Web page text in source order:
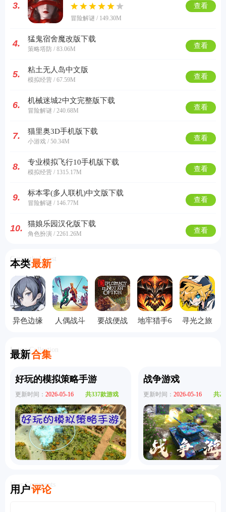
3.
冒险解谜 / 149.30M
查看
4. 猛鬼宿舍魔改版下载
策略塔防 / 83.06M 查看
5. 粘土无人岛中文版
模拟经营 / 67.59M 查看
6. 机械迷城2中文完整版下载
冒险解谜 / 240.68M 查看
7. 猫里奥3D手机版下载
小游戏 / 50.34M 查看
8. 专业模拟飞行10手机版下载
模拟经营 / 1315.17M 查看
9. 标本零(多人联机)中文版下载
冒险解谜 / 146.77M 查看
10. 猫娘乐园汉化版下载
角色扮演 / 2261.26M 查看
本类最新
Currently Latest
异色边缘
人偶战斗
要战便战
地牢猎手6
寻光之旅
最新合集
Latest Collection
好玩的模拟策略手游
更新时间： 2026-05-16 共337款游戏
战争游戏
更新时间： 2026-05-16 共
用户评论
User Comments